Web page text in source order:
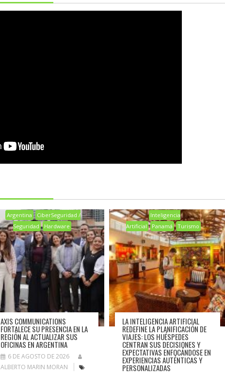
Argentina
CiberSeguridad /
Seguridad
Hardware
AXIS COMMUNICATIONS
FORTALECE SU PRESENCIA EN LA
REGIÓN AL ACTUALIZAR SUS
OFICINAS EN ARGENTINA
6 DE AGOSTO DE 2026
ALBERTO MARIN MORAN
Inteligencia
Artificial
Panamá Turismo
LA INTELIGENCIA ARTIFICIAL
REDEFINE LA PLANIFICACIÓN DE
VIAJES: LOS HUÉSPEDES
CENTRAN SUS DECISIONES Y
EXPECTATIVAS ENFOCÁNDOSE EN
EXPERIENCIAS AUTÉNTICAS Y
PERSONALIZADAS